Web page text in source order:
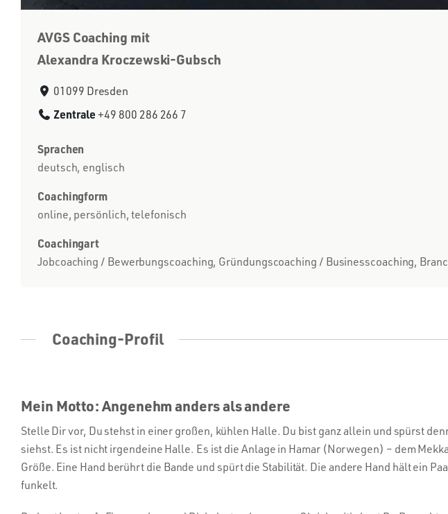
AVGS Coaching mit
Alexandra Kroczewski-Gubsch
01099 Dresden
Zentrale +49 800 286 266 7
Sprachen
deutsch, englisch
Coachingform
online, persönlich, telefonisch
Coachingart
Jobcoaching / Bewerbungscoaching, Gründungscoaching / Businesscoaching,
Coaching-Profil
Mein Motto: Angenehm anders als andere
Stelle Dir vor, Du stehst in einer großen, kühlen Halle. Du bist ganz allein und spürst
siehst. Es ist nicht irgendeine Halle. Es ist die Anlage in Hamar (Norwegen) – dem
Größe. Eine Hand berührt die Bande und spürt die Stabilität. Die andere Hand hält ein
funkelt.